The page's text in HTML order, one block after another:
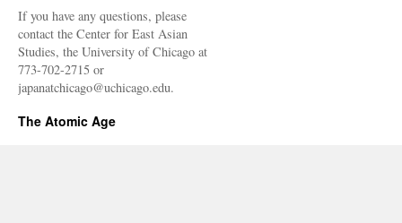
If you have any questions, please
contact the Center for East Asian
Studies, the University of Chicago at
773-702-2715 or
japanatchicago@uchicago.edu.
The Atomic Age